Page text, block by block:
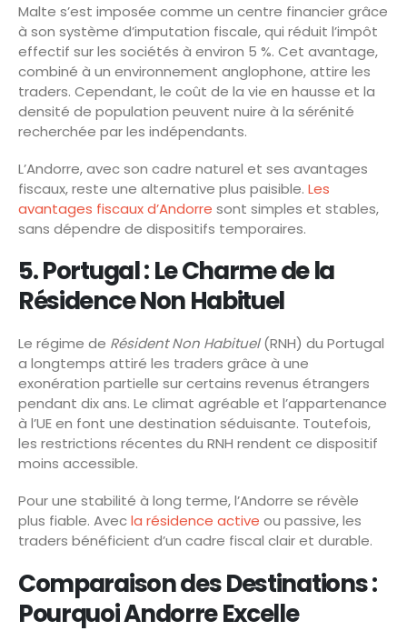
Malte s’est imposée comme un centre financier grâce
à son système d’imputation fiscale, qui réduit l’impôt
effectif sur les sociétés à environ 5 %. Cet avantage,
combiné à un environnement anglophone, attire les
traders. Cependant, le coût de la vie en hausse et la
densité de population peuvent nuire à la sérénité
recherchée par les indépendants.
L’Andorre, avec son cadre naturel et ses avantages
fiscaux, reste une alternative plus paisible. Les
avantages fiscaux d’Andorre sont simples et stables,
sans dépendre de dispositifs temporaires.
5. Portugal : Le Charme de la
Résidence Non Habituel
Le régime de Résident Non Habituel(RNH) du Portugal
a longtemps attiré les traders grâce à une
exonération partielle sur certains revenus étrangers
pendant dix ans. Le climat agréable et l’appartenance
à l’UE en font une destination séduisante. Toutefois,
les restrictions récentes du RNH rendent ce dispositif
moins accessible.
Pour une stabilité à long terme, l’Andorre se révèle
plus fiable. Avecla résidence active ou passive, les
traders bénéficient d’un cadre fiscal clair et durable.
Comparaison des Destinations :
Pourquoi Andorre Excelle